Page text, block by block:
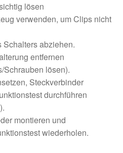
lösen
verwenden, um Clips nicht
Schalters abziehen.
entfernen
Schrauben lösen).
Steckverbinder
durchführen
montieren und
wiederholen.